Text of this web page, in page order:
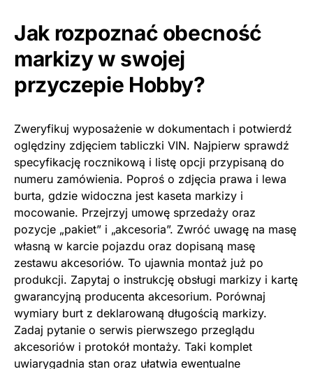
Jak rozpoznać obecność
markizy w swojej
przyczepie Hobby?
Zweryfikuj wyposażenie w dokumentach i potwierdź
oględziny zdjęciem tabliczki VIN. Najpierw sprawdź
specyfikację rocznikową i listę opcji przypisaną do
numeru zamówienia. Poproś o zdjęcia prawa i lewa
burta, gdzie widoczna jest kaseta markizy i
mocowanie. Przejrzyj umowę sprzedaży oraz
pozycje „pakiet” i „akcesoria”. Zwróć uwagę na masę
własną w karcie pojazdu oraz dopisaną masę
zestawu akcesoriów. To ujawnia montaż już po
produkcji. Zapytaj o instrukcję obsługi markizy i kartę
gwarancyjną producenta akcesorium. Porównaj
wymiary burt z deklarowaną długością markizy.
Zadaj pytanie o serwis pierwszego przeglądu
akcesoriów i protokół montaży. Taki komplet
uwiarygadnia stan oraz ułatwia ewentualne